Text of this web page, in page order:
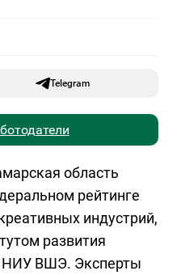
Telegram
область
рейтинге
индустрий,
развития
НИУ ВШЭ. Эксперты